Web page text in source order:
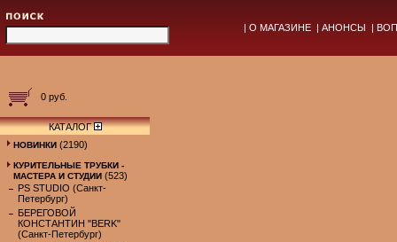
| О МАГАЗИНЕ | АНОНСЫ |
0 руб.
КАТАЛОГ
НОВИНКИ (2190)
КУРИТЕЛЬНЫЕ ТРУБКИ -
МАСТЕРА И СТУДИИ (523)
PS STUDIO (Санкт-
Петербург)
БЕРЕГОВОЙ
КОНСТАНТИН "BERK"
(Санкт-Петербург)